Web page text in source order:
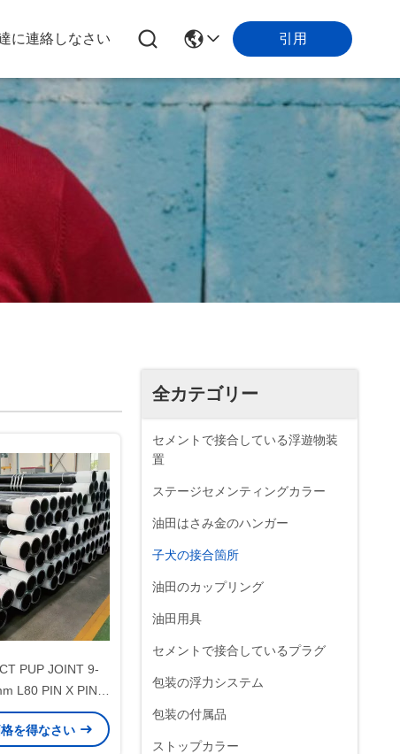
に連絡しなさい 引用
全カテゴリー
セメントで接合している浮遊物装
置
ステージセメンティングカラー
油田はさみ金のハンガー
子犬の接合箇所
油田のカップリング
油田用具
セメントで接合しているプラグ
包装の浮力システム
包装の付属品
ストップカラー
PUP JOINT 9-
L80 PIN X PIN
スの井戸セメント
用
を得なさい